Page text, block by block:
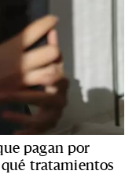
pagan por
qué tratamientos